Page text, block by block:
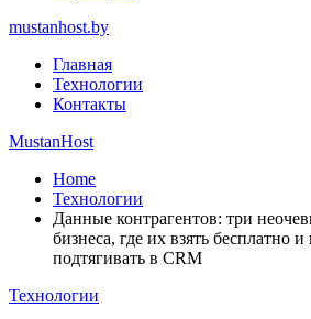
mustanhost.by
Главная
Технологии
Контакты
MustanHost
Home
Технологии
Данные контрагентов: три
бизнеса, где их взять бесплатно
подтягивать в CRM
Технологии